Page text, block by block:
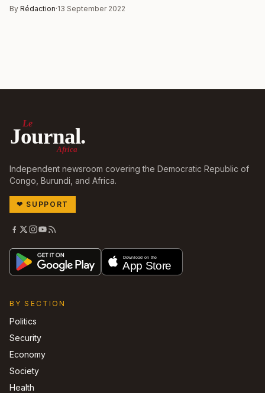
By Rédaction·13 September 2022
Le
Journal.
Africa
Independent newsroom covering the Democratic Republic of
Congo, Burundi, and Africa.
❤ SUPPORT
BY SECTION
Politics
Security
Economy
Society
Health